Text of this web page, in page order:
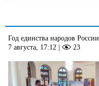
Год единства народов России
7 августа, 17:12 | 23